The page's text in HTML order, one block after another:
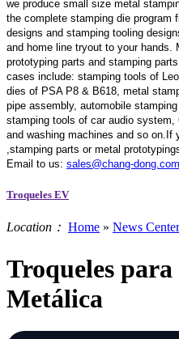
we produce small size metal
the complete stamping die program
designs and stamping tooling
and home line tryout to your hands.
prototyping parts and stamping
cases include: stamping tools of
dies of PSA P8 & B618, metal
pipe assembly, automobile
stamping tools of car audio system,
and washing machines and so on.If
,stamping parts or metal
Email to us: sales@chang-dong.com
Troqueles EV
Location： Home » News Center
Troqueles
Metálica